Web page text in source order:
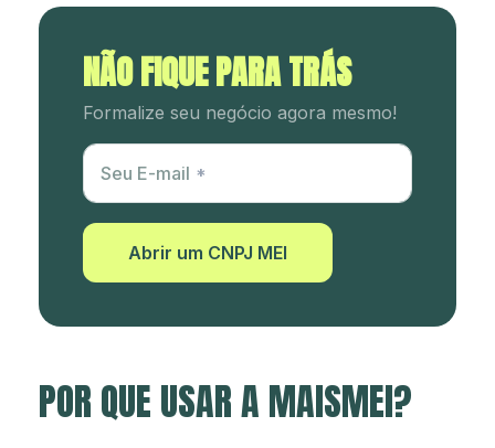
NÃO FIQUE PARA TRÁS
Formalize seu negócio agora mesmo!
Utm Content
Seu E-mail
Abrir um CNPJ MEI
POR QUE USAR A MAISMEI?